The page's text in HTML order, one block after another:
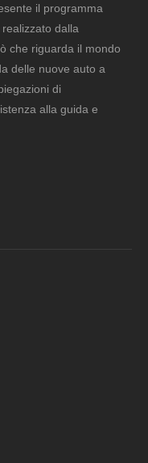
il programma
dalla
che riguarda il mondo
delle nuove auto a
di
alla guida e